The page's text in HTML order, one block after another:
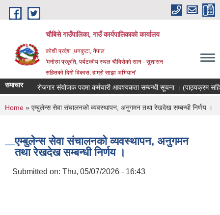
Skip to main content
चौबिसे गाउँपालिका, गाउँ कार्यपालिकाको कार्यालय
कोशी प्रदेश ,धनकुटा, नेपाल
'मनोरम प्रकृति, पर्यटकीय स्थल चौविसेको सान - सुशासन
सहितको दिगो विकास, हाम्रो साझा अभियान'
समाचार रोजगार संयोजक पदमा कर्मचारी आवश्यकता सम्बन्धी सूचना । (पाठ्यक्रम
You are here
Home » एम्बुलेन्स सेवा संचालनको व्यवस्थापन, अनुगमन तथा रेखदेख सम्बन्धी निर्णय ।
एम्बुलेन्स सेवा संचालनको व्यवस्थापन, अनुगमन
तथा रेखदेख सम्बन्धी निर्णय ।
Submitted on: Thu, 05/07/2026 - 16:43